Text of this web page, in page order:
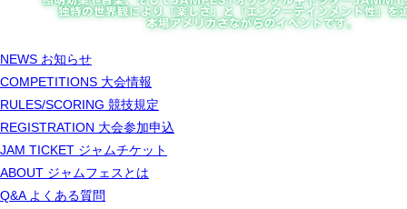
NEWS お知らせ
COMPETITIONS 大会情報
RULES/SCORING 競技規定
REGISTRATION 大会参加申込
JAM TICKET ジャムチケット
ABOUT ジャムフェスとは
Q&A よくある質問